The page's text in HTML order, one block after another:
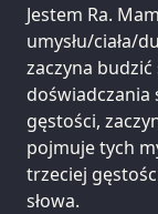
Jestem Ra.
umysłu/ciała/
zaczyna
doświadczania
gęstości,
pojmuje tych
trzeciej
słowa.